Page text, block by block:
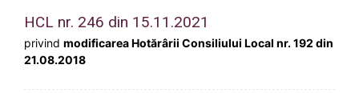
HCL nr. 246 din 15.11.2021
privind modificarea Hotărârii Consiliului Local nr. 192 din
21.08.2018